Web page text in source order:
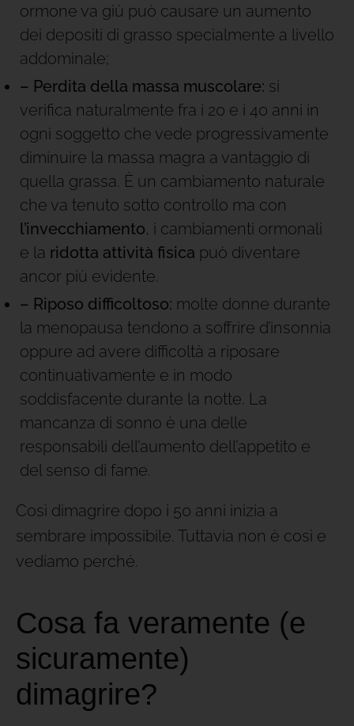
ormone va giù può causare un aumento
dei depositi di grasso specialmente a livello
addominale;
– Perdita della massa muscolare: si
verifica naturalmente fra i 20 e i 40 anni in
ogni soggetto che vede progressivamente
diminuire la massa magra a vantaggio di
quella grassa. È un cambiamento naturale
che va tenuto sotto controllo ma con
l’invecchiamento, i cambiamenti ormonali
e la ridotta attività fisica può diventare
ancor più evidente.
– Riposo difficoltoso: molte donne durante
la menopausa tendono a soffrire d’insonnia
oppure ad avere difficoltà a riposare
continuativamente e in modo
soddisfacente durante la notte. La
mancanza di sonno è una delle
responsabili dell’aumento dell’appetito e
del senso di fame.
Così dimagrire dopo i 50 anni inizia a
sembrare impossibile. Tuttavia non è così e
vediamo perché.
Cosa fa veramente (e
sicuramente)
dimagrire?